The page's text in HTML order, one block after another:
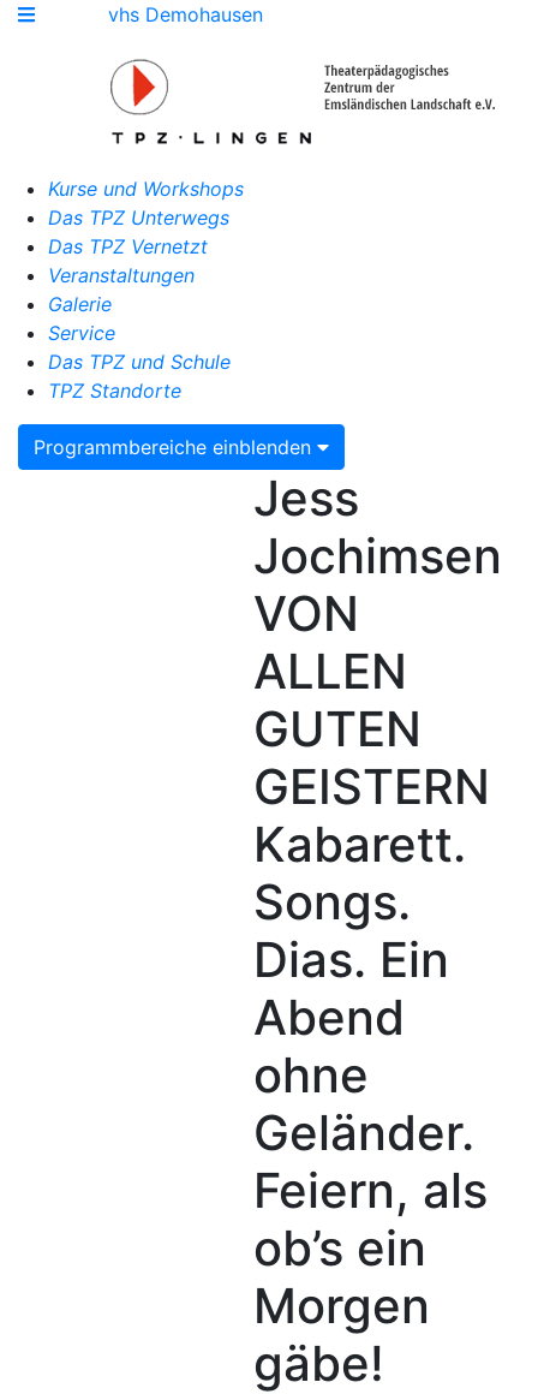
vhs Demohausen
Kurse und Workshops
Das TPZ Unterwegs
Das TPZ Vernetzt
Veranstaltungen
Galerie
Service
Das TPZ und Schule
TPZ Standorte
Programmbereiche einblenden
Jess
Jochimsen
VON
ALLEN
GUTEN
GEISTERN
Kabarett.
Songs.
Dias. Ein
Abend
ohne
Geländer.
Feiern, als
ob’s ein
Morgen
gäbe!